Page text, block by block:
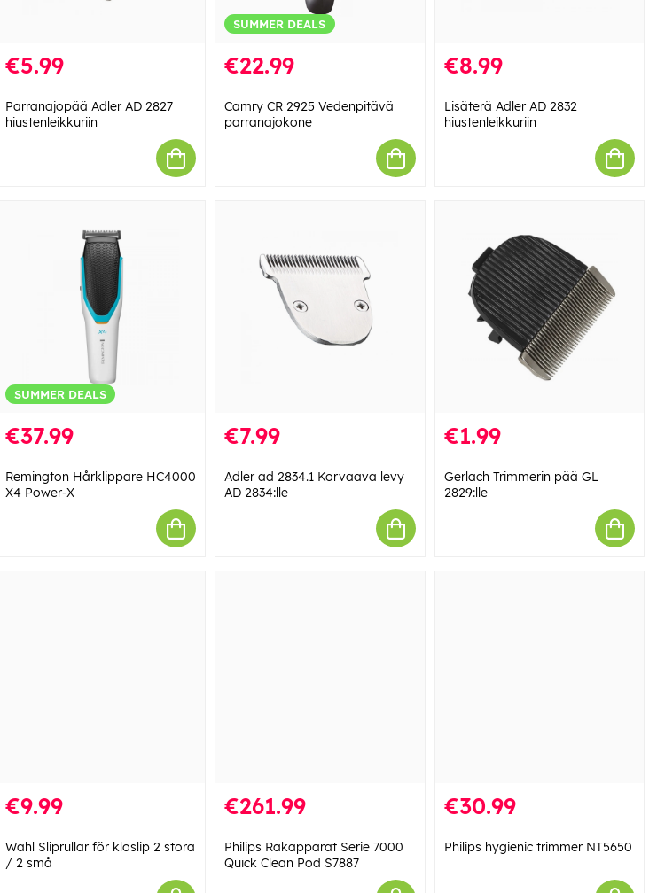
€5.99
Parranajopää Adler AD 2827
hiustenleikkuriin
SUMMER DEALS
€22.99
Camry CR 2925 Vedenpitävä
parranajokone
€8.99
Lisäterä Adler AD 2832
hiustenleikkuriin
SUMMER DEALS
€37.99
Remington Hårklippare HC4000
X4 Power-X
€7.99
Adler ad 2834.1 Korvaava levy
AD 2834:lle
€1.99
Gerlach Trimmerin pää GL
2829:lle
€9.99
Wahl Sliprullar för kloslip 2 stora
/ 2 små
€261.99
Philips Rakapparat Serie 7000
Quick Clean Pod S7887
€30.99
Philips hygienic trimmer NT5650